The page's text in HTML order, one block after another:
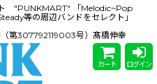
"PUNKMART" 「Melodic~Pop
等の周辺バンドをセレクト」
第307792119003号）髙橋伸幸
カート ログイン